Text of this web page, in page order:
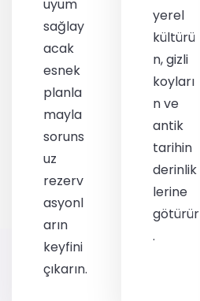
uyum
sağlay
acak
esnek
planla
mayla
soruns
uz
rezerv
asyonl
arın
keyfini
çıkarın.
yerel
kültürü
n, gizli
koyları
n ve
antik
tarihin
derinlik
lerine
götürür
.